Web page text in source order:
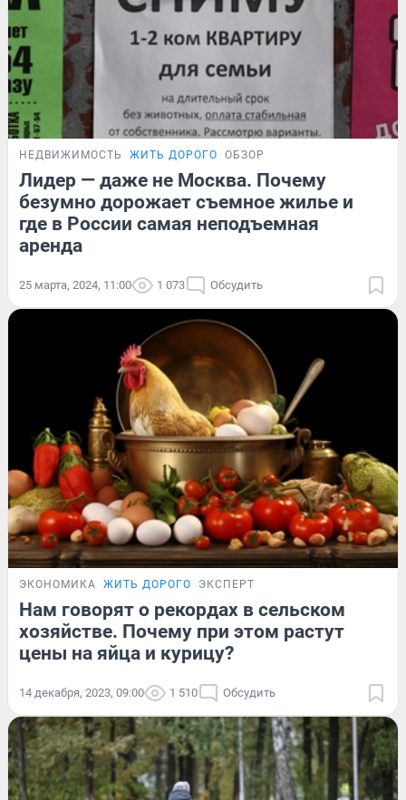
НЕДВИЖИМОСТЬ ЖИТЬ ДОРОГО ОБЗОР
Лидер — даже не Москва. Почему
безумно дорожает съемное жилье и
где в России самая неподъемная
аренда
25 марта, 2024, 11:00 1 073 Обсудить
ЭКОНОМИКА ЖИТЬ ДОРОГО ЭКСПЕРТ
Нам говорят о рекордах в сельском
хозяйстве. Почему при этом растут
цены на яйца и курицу?
14 декабря, 2023, 09:00 1 510 Обсудить